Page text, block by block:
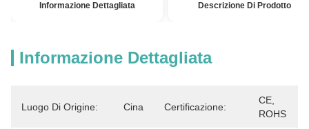
Informazione Dettagliata Descrizione Di Prodotto
Informazione Dettagliata
Luogo Di Origine: Cina Certificazione:
CE,
ROHS